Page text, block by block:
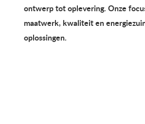
ontwerp tot oplevering. Onze
maatwerk, kwaliteit en
oplossingen.